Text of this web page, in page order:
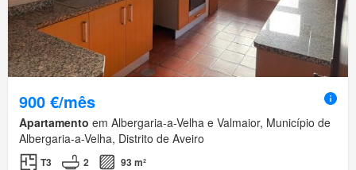
900 €/mês
Apartamento em Albergaria-a-Velha e Valmaior, Município de
Albergaria-a-Velha, Distrito de Aveiro
T3 2 93 m²